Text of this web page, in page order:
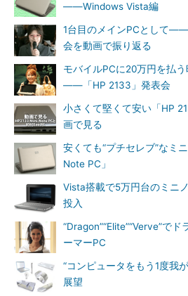
――Windows Vista編
1台目のメインPCとして
会を動画で振り返る
モバイルPCに20万円を払
――「HP 2133」発表会
小さくて堅くて安い「HP
画で見る
安くても“プチセレブ”な
Note PC」
Vista搭載で5万円台のミニ
投入
“Dragon”“Elite”“Verve”で
ーマーPC
“コンピュータをもう1度我
展望